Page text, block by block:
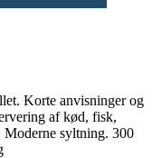
Korte anvisninger og
af kød, fisk,
syltning. 300